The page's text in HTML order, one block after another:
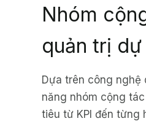
Nhóm
quản trị
Dựa trên công nghệ
năng nhóm cộng
tiêu từ KPI đến từng